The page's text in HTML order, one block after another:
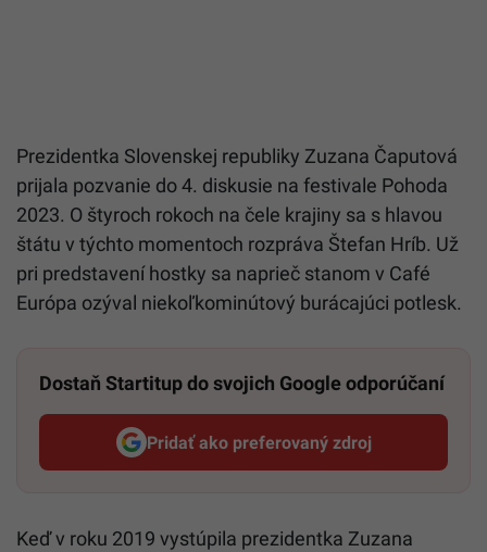
Prezidentka Slovenskej republiky Zuzana Čaputová
prijala pozvanie do 4. diskusie na festivale Pohoda
2023. O štyroch rokoch na čele krajiny sa s hlavou
štátu v týchto momentoch rozpráva Štefan Hríb. Už
pri predstavení hostky sa naprieč stanom v Café
Európa ozýval niekoľkominútový burácajúci potlesk.
Dostaň Startitup do svojich Google odporúčaní
Pridať ako preferovaný zdroj
Startitup, odkaz sa otvorí v
Keď v roku 2019 vystúpila prezidentka Zuzana